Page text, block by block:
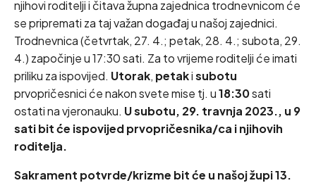
njihovi roditelji i čitava župna zajednica trodnevnicom će
se pripremati za taj važan događaj u našoj zajednici.
Trodnevnica (četvrtak, 27. 4.; petak, 28. 4.; subota, 29.
4.) započinje u 17:30 sati. Za to vrijeme roditelji će imati
priliku za ispovijed. Utorak, petakisubotu
prvopričesnici će nakon svete mise tj. u18:30sati
ostati na vjeronauku. U subotu, 29. travnja 2023., u 9
sati bit će ispovijed prvopričesnika/ca i njihovih
roditelja.
Sakrament potvrde/krizme bit će u našoj župi 13.